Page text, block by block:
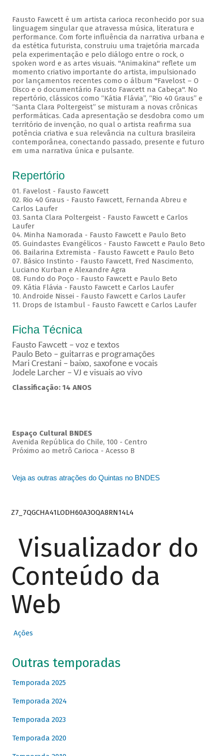
Fausto Fawcett é um artista carioca reconhecido por sua
linguagem singular que atravessa música, literatura e
performance. Com forte influência da narrativa urbana e
da estética futurista, construiu uma trajetória marcada
pela experimentação e pelo diálogo entre o rock, o
spoken word e as artes visuais. "Animakina" reflete um
momento criativo importante do artista, impulsionado
por lançamentos recentes como o álbum "Favelost – O
Disco e o documentário Fausto Fawcett na Cabeça". No
repertório, clássicos como “Kátia Flávia”, “Rio 40 Graus” e
“Santa Clara Poltergeist” se misturam a novas crônicas
performáticas. Cada apresentação se desdobra como um
território de invenção, no qual o artista reafirma sua
potência criativa e sua relevância na cultura brasileira
contemporânea, conectando passado, presente e futuro
em uma narrativa única e pulsante.
Repertório
01. Favelost - Fausto Fawcett
02. Rio 40 Graus - Fausto Fawcett, Fernanda Abreu e
Carlos Laufer
03. Santa Clara Poltergeist - Fausto Fawcett e Carlos
Laufer
04. Minha Namorada - Fausto Fawcett e Paulo Beto
05. Guindastes Evangélicos - Fausto Fawcett e Paulo Beto
06. Bailarina Extremista - Fausto Fawcett e Paulo Beto
07. Básico Instinto - Fausto Fawcett, Fred Nascimento,
Luciano Kurban e Alexandre Agra
08. Fundo do Poço - Fausto Fawcett e Paulo Beto
09. Kátia Flávia - Fausto Fawcett e Carlos Laufer
10. Androide Nissei - Fausto Fawcett e Carlos Laufer
11. Drops de Istambul - Fausto Fawcett e Carlos Laufer
Ficha Técnica
Fausto Fawcett – voz e textos
Paulo Beto – guitarras e programações
Mari Crestani – baixo, saxofone e vocais
Jodele Larcher – VJ e visuais ao vivo
Classificação: 14 ANOS
Espaço Cultural BNDES
Avenida República do Chile, 100 - Centro
Próximo ao metrô Carioca - Acesso B
Veja as outras atrações do Quintas no BNDES
Z7_7QGCHA41LODH60A3OQA8RN14L4
Visualizador do
Conteúdo da
Web
Ações
Outras temporadas
Temporada 2025
Temporada 2024
Temporada 2023
Temporada 2020